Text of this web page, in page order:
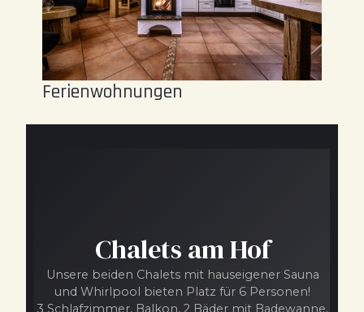
Ferienwohnungen
Chalets am Hof
Unsere beiden Chalets mit hauseigener Sauna
und Whirlpool bieten Platz für 6 Personen!
3 Schlafzimmer, Balkon, 2 Bäder mit Badewanne,